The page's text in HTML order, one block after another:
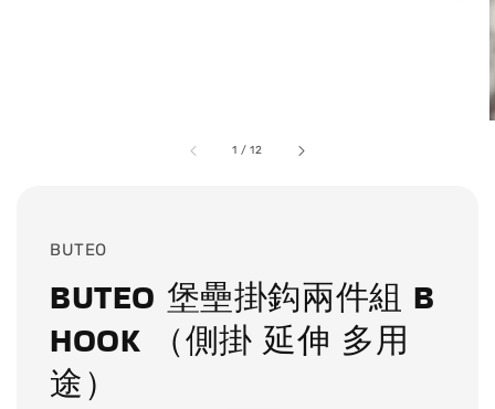
1 /12
BUTEO
BUTEO 堡壘掛鈎兩件組 B
HOOK （側掛 延伸 多用
途）